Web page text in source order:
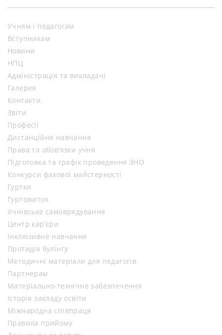
Учням і педагогам
Вступникам
Новини
НПЦ
Адміністрація та викладачі
Галерея
Контакти
Звіти
Професії
Дистанційне навчання
Права та обов’язки учня
Підготовка та графік проведення ЗНО
Конкурси фахової майстерності
Гуртки
Гуртожиток
Учнівське самоврядування
Центр кар’єри
Інклюзивне навчання
Протидія булінгу
Методичні матеріали для педагогів
Партнерам
Матеріально-технічне забезпечення
Історія закладу освіти
Міжнародна співпраця
Правила прийому